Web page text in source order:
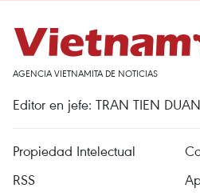
AGENCIA VIETNAMITA DE NOTICIAS
Editor en jefe: TRAN TIEN DUAN
Propiedad Intelectual
RSS